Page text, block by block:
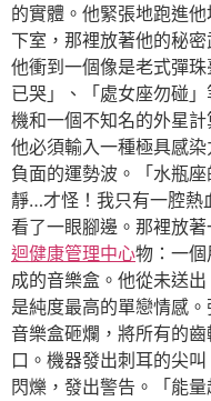
的實體。他緊張地跑進
下室，那裡放著他的秘密
他衝到一個像是老式彈
已哭」、「處女座勿碰
機和一個不知名的外星
他必須輸入一種極具感
負面的運勢波。「水瓶
靜…才怪！我只有一腔熱
看了一眼腳邊。那裡放
迴健康管理中心物：一
成的音樂盒。他從未送
是純度最高的單戀情感
音樂盒砸爛，將所有的
口。機器發出刺耳的尖
閃爍，發出警告。「能